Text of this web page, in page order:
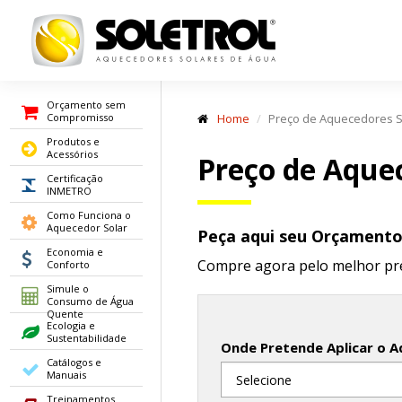
Orçamento sem
Compromisso
Produtos e
Acessórios
Certificação
INMETRO
Como Funciona o
Aquecedor Solar
Economia e
Conforto
Simule o
Consumo de Água
Quente
Ecologia e
Sustentabilidade
Catálogos e
Manuais
Treinamentos
Home Preço de Aquecedores
Preço de
Peça aqui seu
Compre agora pelo melhor
Onde Pretende Aplicar o